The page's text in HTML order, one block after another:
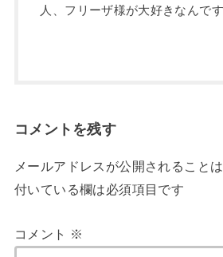
人、フリーザ様が大好きなんです
コメントを残す
メールアドレスが公開されること
付いている欄は必須項目です
コメント ※